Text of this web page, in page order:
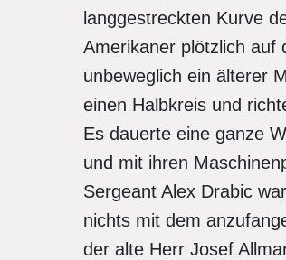
langgestreckten Kurve
Amerikaner plötzlich auf
unbeweglich ein älterer
einen Halbkreis und
Es dauerte eine ganze
und mit ihren
Sergeant Alex Drabic
nichts mit dem
der alte Herr Josef